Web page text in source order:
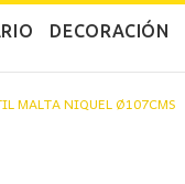
DECORACIÓN
MALTA NIQUEL Ø107CMS